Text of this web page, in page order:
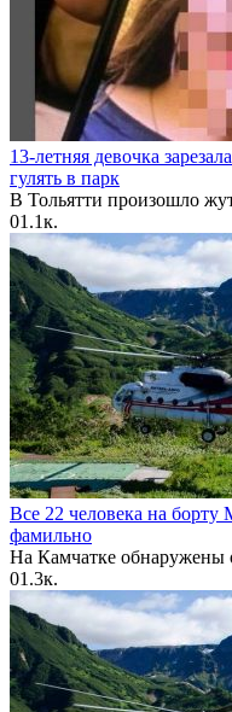
13-летняя девочка
гулять в парк
В Тольятти произошло
01.1к.
Все 22 человека на
фамильно
На Камчатке обнаружены
01.3к.